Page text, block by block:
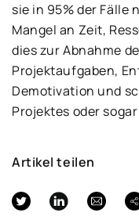
sie in 95% der Fälle
Mangel an Zeit,
dies zur Abnahme
Projektaufgaben,
Demotivation und
Projektes oder
Artikel teilen